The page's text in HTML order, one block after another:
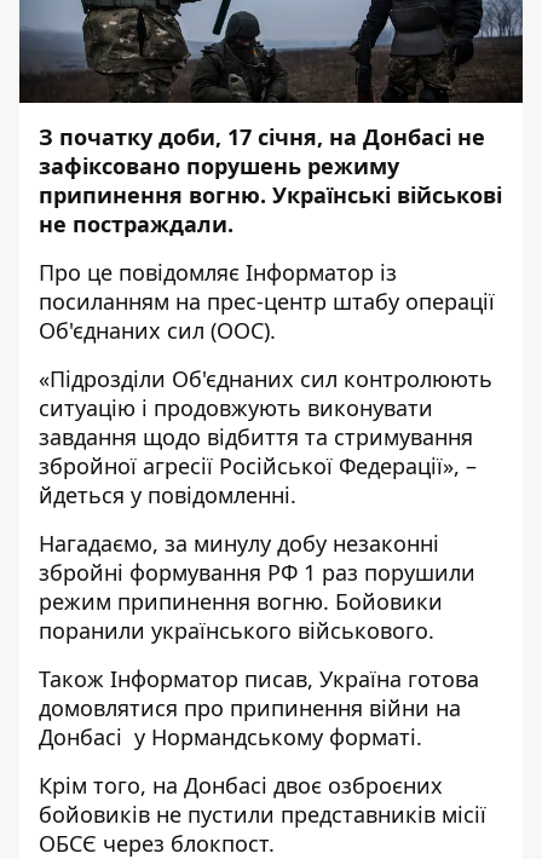
З початку доби, 17 січня, на Донбасі не
зафіксовано порушень режиму
припинення вогню. Українські військові
не постраждали.
Про це повідомляє Інформатор із
посиланням на прес-центр штабу операції
Об'єднаних сил (ООС).
«Підрозділи Об'єднаних сил контролюють
ситуацію і продовжують виконувати
завдання щодо відбиття та стримування
збройної агресії Російської Федерації», –
йдеться у повідомленні.
Нагадаємо, за минулу добу незаконні
збройні формування РФ 1 раз порушили
режим припинення вогню. Бойовики
поранили українського військового.
Також Інформатор писав, Україна готова
домовлятися про припинення війни на
Донбасі у Нормандському форматі.
Крім того, на Донбасі двоє озброєних
бойовиків не пустили представників місії
ОБСЄ через блокпост.